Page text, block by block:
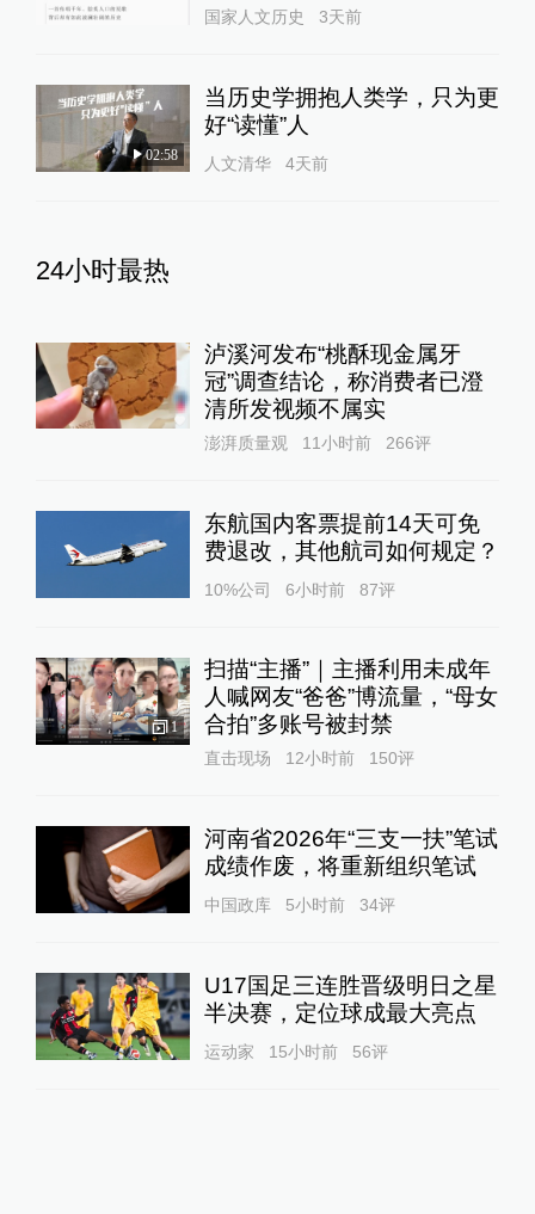
国家人文历史 3天前
02:58
当历史学拥抱人类学，只为更
好“读懂”人
人文清华 4天前
24小时最热
泸溪河发布“桃酥现金属牙
冠”调查结论，称消费者已澄
清所发视频不属实
澎湃质量观 11小时前 266评
东航国内客票提前14天可免
费退改，其他航司如何规定？
10%公司 6小时前 87评
1
扫描“主播”｜主播利用未成年
人喊网友“爸爸”博流量，“母女
合拍”多账号被封禁
直击现场 12小时前 150评
河南省2026年“三支一扶”笔试
成绩作废，将重新组织笔试
中国政库 5小时前 34评
U17国足三连胜晋级明日之星
半决赛，定位球成最大亮点
运动家 15小时前 56评